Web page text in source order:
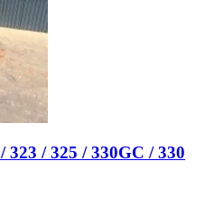
/ 325 / 330GC / 330